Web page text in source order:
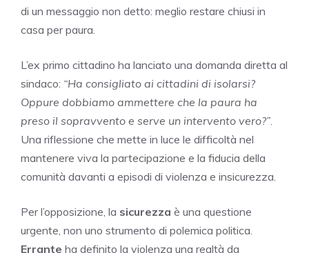
di un messaggio non detto: meglio restare chiusi in
casa per paura.
L’ex primo cittadino ha lanciato una domanda diretta al
sindaco: “Ha consigliato ai cittadini di isolarsi?
Oppure dobbiamo ammettere che la paura ha
preso il sopravvento e serve un intervento vero?”
Una riflessione che mette in luce le difficoltà nel
mantenere viva la partecipazione e la fiducia della
comunità davanti a episodi di violenza e insicurezza.
Per l’opposizione, la sicurezza è una questione
urgente, non uno strumento di polemica politica.
Errante ha definito la violenza una realtà da